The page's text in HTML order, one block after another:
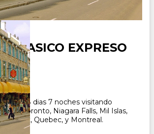
CLASICO EXPRESO
de 8 dias 7 noches visitando
Toronto, Niagara Falls, Mil Islas,
Quebec, y Montreal.